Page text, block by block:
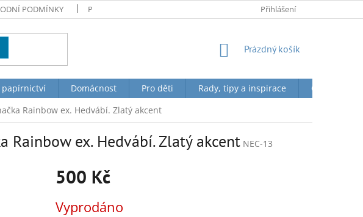
PODMÍNKY PODMÍNKY OCHRANY OSOBNÍCH ÚDAJŮ Přihlášení
NÁKUPNÍ
Prázdný košík
papírnictví Domácnost Pro děti Rady, tipy a inspirace
O nás +
Rainbow ex. Hedvábí. Zlatý akcent
Rainbow ex. Hedvábí. Zlatý akcent NEC-13
500 Kč
cena:
Vyprodáno